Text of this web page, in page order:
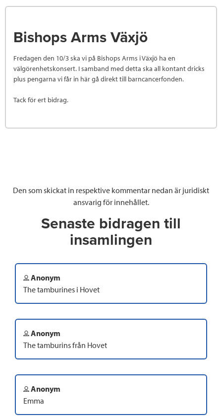
Bishops Arms Växjö
Fredagen den 10/3 ska vi på Bishops Arms i Växjö ha en
välgörenhetskonsert. I samband med detta ska all kontant dricks
plus pengarna vi får in här gå direkt till barncancerfonden.
Tack för ert bidrag.
Den som skickat in respektive kommentar nedan är juridiskt
ansvarig för innehållet.
Senaste bidragen till
insamlingen
Anonym
The tamburines i Hovet
Anonym
The tamburins från Hovet
Anonym
Emma